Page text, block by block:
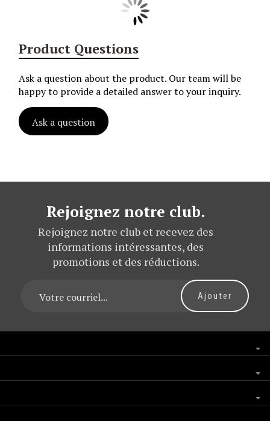
Product Questions
Ask a question about the product. Our team will be
happy to provide a detailed answer to your inquiry.
Ask a question
Rejoignez notre club.
Rejoignez notre club et recevez des
informations intéressantes, des
promotions et des réductions.